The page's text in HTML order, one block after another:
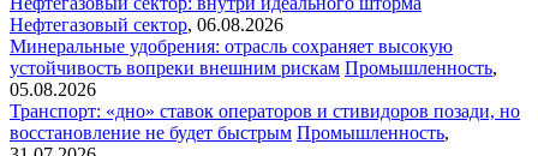
Нефтегазовый сектор, 06.08.2026
Минеральные удобрения: отрасль сохраняет высокую
устойчивость вопреки внешним рискам Промышленность,
05.08.2026
Транспорт: «дно» ставок операторов и стивидоров позади, но
восстановление не будет быстрым Промышленность,